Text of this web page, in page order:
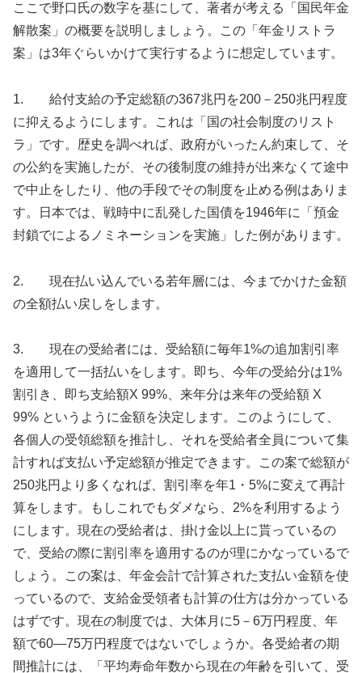
ここで野口氏の数字を基にして、著者が考える「国民年金
解散案」の概要を説明しましょう。この「年金リストラ
案」は3年ぐらいかけて実行するように想定しています。
1. 給付支給の予定総額の367兆円を200－250兆円程度
に抑えるようにします。これは「国の社会制度のリスト
ラ」です。歴史を調べれば、政府がいったん約束して、そ
の公約を実施したが、その後制度の維持が出来なくて途中
で中止をしたり、他の手段でその制度を止める例はありま
す。日本では、戦時中に乱発した国債を1946年に「預金
封鎖でによるノミネーションを実施」した例があります。
2. 現在払い込んでいる若年層には、今までかけた金額
の全額払い戻しをします。
3. 現在の受給者には、受給額に毎年1%の追加割引率
を適用して一括払いをします。即ち、今年の受給分は1%
割引き、即ち支給額X 99%、来年分は来年の受給額 X
99% というように金額を決定します。このようにして、
各個人の受領総額を推計し、それを受給者全員について集
計すれば支払い予定総額が推定できます。この案で総額が
250兆円より多くなれば、割引率を年1・5%に変えて再計
算をします。もしこれでもダメなら、2%を利用するよう
にします。現在の受給者は、掛け金以上に貰っているの
で、受給の際に割引率を適用するのが理にかなっているで
しょう。この案は、年金会計で計算された支払い金額を使
っているので、支給金受領者も計算の仕方は分かっている
はずです。現在の制度では、大体月に5－6万円程度、年
額で60―75万円程度ではないでしょうか。各受給者の期
間推計には、「平均寿命年数から現在の年齢を引いて、受